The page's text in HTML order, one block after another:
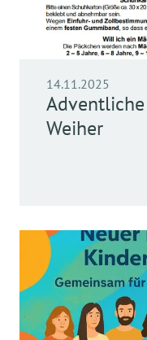
14.11.2025
Weiher